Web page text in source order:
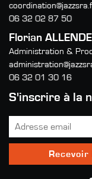
06 32 02 87 50
Florian
Administration &
06 32 01 30 16
S'inscrire à la